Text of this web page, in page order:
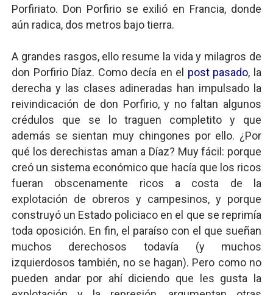
Porfiriato. Don Porfirio se exilió en Francia, donde
aún radica, dos metros bajo tierra.
A grandes rasgos, ello resume la vida y milagros de
don Porfirio Díaz. Como decía en el post pasado, la
derecha y las clases adineradas han impulsado la
reivindicación de don Porfirio, y no faltan algunos
crédulos que se lo traguen completito y que
además se sientan muy chingones por ello. ¿Por
qué los derechistas aman a Díaz? Muy fácil: porque
creó un sistema económico que hacía que los ricos
fueran obscenamente ricos a costa de la
explotación de obreros y campesinos, y porque
construyó un Estado policiaco en el que se reprimía
toda oposición. En fin, el paraíso con el que sueñan
muchos derechosos todavía (y muchos
izquierdosos también, no se hagan). Pero como no
pueden andar por ahí diciendo que les gusta la